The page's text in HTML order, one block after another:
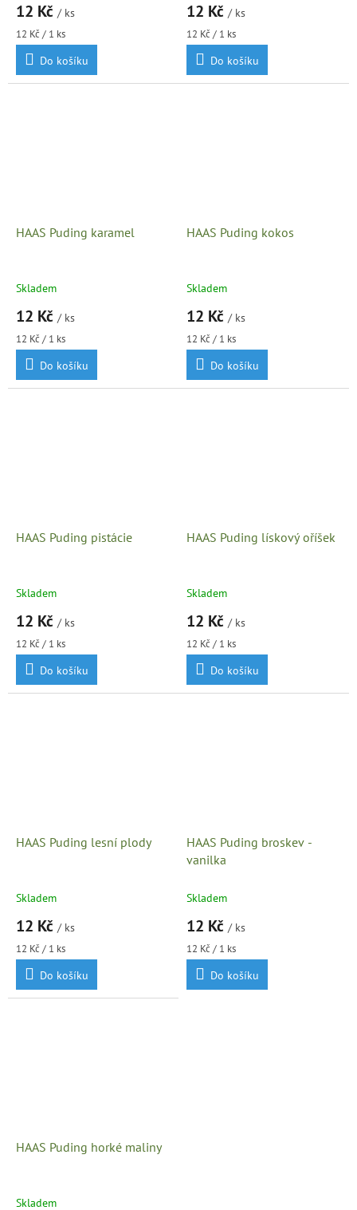
12 Kč / ks
Měrná
cena:
12 Kč / 1 ks
Do košíku
12 Kč / ks
Měrná
cena:
12 Kč / 1 ks
Do košíku
HAAS Puding karamel
Skladem
12 Kč / ks
Měrná
cena:
12 Kč / 1 ks
Do košíku
HAAS Puding kokos
Skladem
12 Kč / ks
Měrná
cena:
12 Kč / 1 ks
Do košíku
HAAS Puding pistácie
Skladem
12 Kč / ks
Měrná
cena:
12 Kč / 1 ks
Do košíku
HAAS Puding lískový oříšek
Skladem
12 Kč / ks
Měrná
cena:
12 Kč / 1 ks
Do košíku
HAAS Puding lesní plody
Skladem
12 Kč / ks
Měrná
cena:
12 Kč / 1 ks
Do košíku
HAAS Puding broskev -
vanilka
Skladem
12 Kč / ks
Měrná
cena:
12 Kč / 1 ks
Do košíku
HAAS Puding horké maliny
Skladem